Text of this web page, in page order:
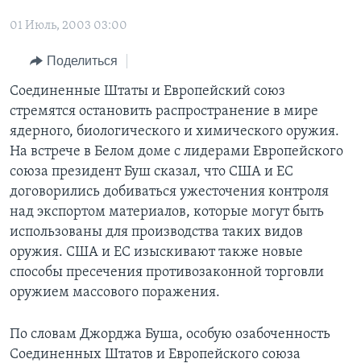
основной
Перейти
поиск
ИТОГИ
ПОЧЕМУ ЭТО ВАЖНО?
ДИСКУССИЯ VOA
НЬЮ-ЙОРК NEW YORK
АМЕРИКА. БОЛЬШОЕ ПУТЕШЕСТВИЕ
НАША АМЕРИКАНСКАЯ ИСТОРИЯ
А КАК В АМЕРИКЕ?
АРТЕФАКТЫ
АМЕРИКАНСКИЕ ГОРОДКИ
ТЕСТЫ
ИНТЕРВЬЮ
ФАКТЫ ПРОТИВ ФЕЙКОВ
ЗА СВОБОДУ ПРЕССЫ
УЧИМ АНГЛИЙСКИЙ
ВИДЕО
ПОДПИСКА НА НОВОСТИ
Learning English
СОЦИАЛЬНЫЕ СЕТИ
Языки
01 Июль, 2003 03:00
Поделиться
Соединенные Штаты и Европейский союз
стремятся остановить распространение в мире
ядерного, биологического и химического оружия.
На встрече в Белом доме с лидерами Европейского
союза президент Буш сказал, что США и ЕС
договорились добиваться ужесточения контроля
над экспортом материалов, которые могут быть
использованы для производства таких видов
оружия. США и ЕС изыскивают также новые
способы пресечения противозаконной торговли
оружием массового поражения.
По словам Джорджа Буша, особую озабоченность
Соединенных Штатов и Европейского союза